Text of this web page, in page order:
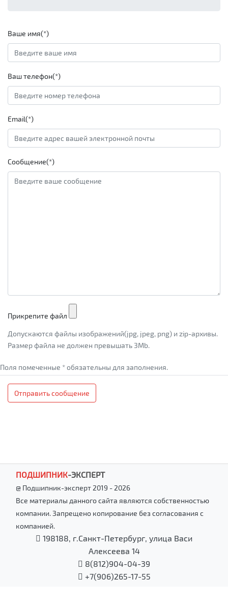
Ваше имя(*)
Ваш телефон(*)
Email(*)
Сообщение(*)
Прикрепите файл
Допускаются файлы изображений(jpg, jpeg, png) и zip-архивы.
Размер файла не должен превышать 3Mb.
Поля помеченные * обязательны для заполнения.
Отправить сообщение
ПОДШИПНИК-ЭКСПЕРТ
@ Подшипник-эксперт 2019 - 2026
Все материалы данного сайта являются собственностью
компании. Запрещено копирование без согласования с
компанией.
198188, г.Санкт-Петербург, улица Васи
Алексеева 14
8(812)904-04-39
+7(906)265-17-55